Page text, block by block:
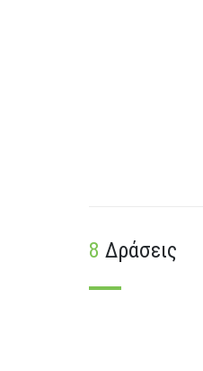
8 Δράσεις